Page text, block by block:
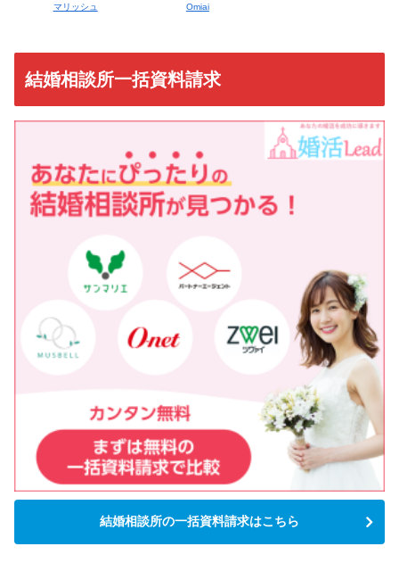
マリッシュ Omiai
結婚相談所一括資料請求
結婚相談所の一括資料請求はこちら